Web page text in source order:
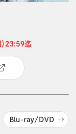
23:59迄
Blu-ray/DVD